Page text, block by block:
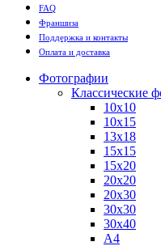
FAQ
Франшиза
Поддержка и контакты
Оплата и доставка
Фотографии
Классические
10х10
10х15
13х18
15х15
15х20
20х20
20х30
30х30
30х40
А4